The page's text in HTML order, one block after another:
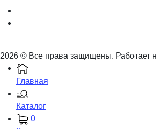
2026 © Все права защищены. Работает
Главная
Каталог
0